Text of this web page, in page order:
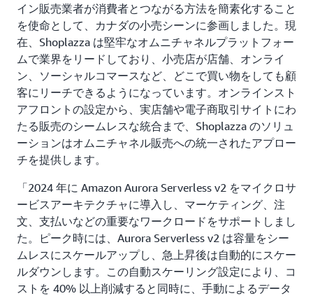
イン販売業者が消費者とつながる方法を簡素化すること
を使命として、カナダの小売シーンに参画しました。現
在、Shoplazza は堅牢なオムニチャネルプラットフォー
ムで業界をリードしており、小売店が店舗、オンライ
ン、ソーシャルコマースなど、どこで買い物をしても顧
客にリーチできるようになっています。オンラインスト
アフロントの設定から、実店舗や電子商取引サイトにわ
たる販売のシームレスな統合まで、Shoplazza のソリュ
ーションはオムニチャネル販売への統一されたアプロー
チを提供します。
「2024 年に Amazon Aurora Serverless v2 をマイクロサ
ービスアーキテクチャに導入し、マーケティング、注
文、支払いなどの重要なワークロードをサポートしまし
た。ピーク時には、Aurora Serverless v2 は容量をシー
ムレスにスケールアップし、急上昇後は自動的にスケー
ルダウンします。この自動スケーリング設定により、コ
ストを 40% 以上削減すると同時に、手動によるデータ